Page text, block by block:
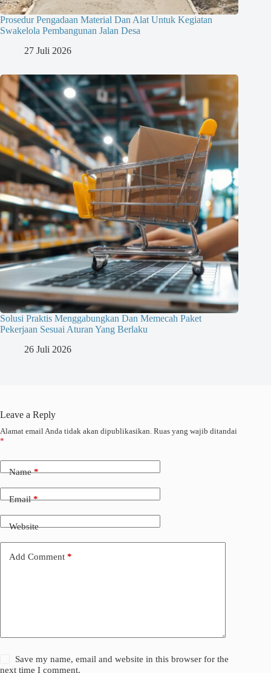
Prosedur Pengadaan Material Dan Alat Untuk Kegiatan
Swakelola Pembangunan Jalan Desa
27 Juli 2026
Solusi Praktis Menggabungkan Dan Memecah Paket
Pekerjaan Sesuai Aturan Yang Berlaku
26 Juli 2026
Leave a Reply
Alamat email Anda tidak akan dipublikasikan. Ruas yang wajib ditandai
*
Name*
Email*
Website
Add Comment *
Save my name, email and website in this browser for the
next time I comment.